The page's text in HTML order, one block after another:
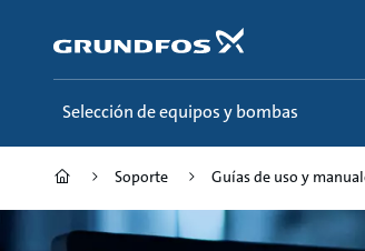
contenido
principal
Selección de equipos y bombas
Soporte Guías de uso y